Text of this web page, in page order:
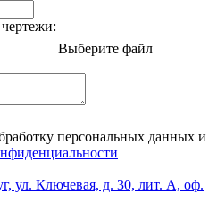
Выберите файл
персональных данных и
ул. Ключевая, д. 30, лит. А, оф.